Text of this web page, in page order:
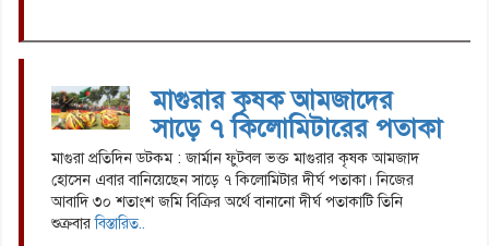
মাগুরার কৃষক আমজাদের
সাড়ে ৭ কিলোমিটারের পতাকা
মাগুরা প্রতিদিন ডটকম : জার্মান ফুটবল ভক্ত মাগুরার কৃষক আমজাদ
হোসেন এবার বানিয়েছেন সাড়ে ৭ কিলোমিটার দীর্ঘ পতাকা। নিজের
আবাদি ৩০ শতাংশ জমি বিক্রির অর্থে বানানো দীর্ঘ পতাকাটি তিনি
শুক্রবারবিস্তারিত..